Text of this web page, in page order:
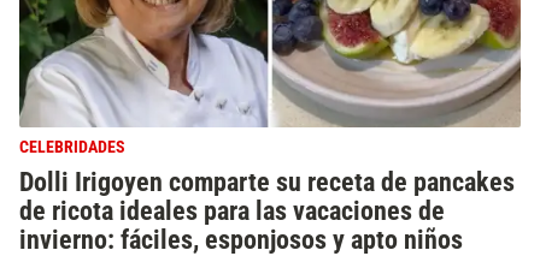
CELEBRIDADES
Dolli Irigoyen comparte su receta de pancakes
de ricota ideales para las vacaciones de
invierno: fáciles, esponjosos y apto niños